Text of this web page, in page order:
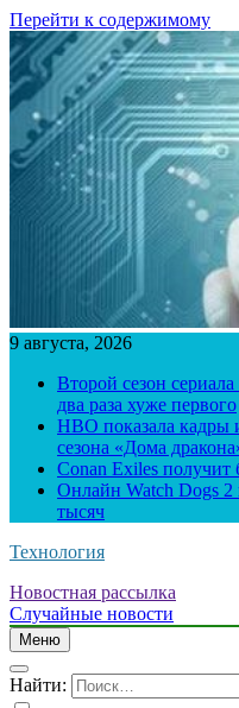
Перейти к содержимому
9 августа, 2026
Второй сезон
два раза хуже первого
HBO показала кадры
сезона «Дома
Conan Exiles
Онлайн Watch Dogs 2
тысяч
Технология
Новостная рассылка
Случайные новости
Меню
Найти: